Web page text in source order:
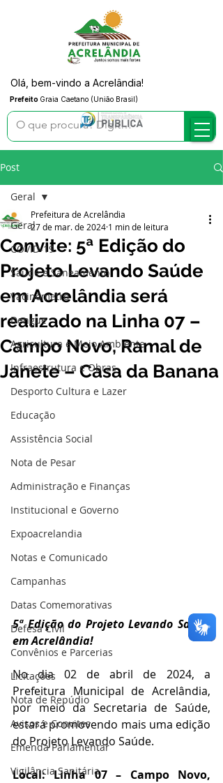
Prefeito Graia Caetano (União Brasil)
Olá, bem-vindo a Acrelândia!
Post
Geral
COVID-19
Saúde e Saneamento
Vacinômetro
Dengue
Agricultura e Meio Ambiente
Infraestrutura e Obras
Desporto Cultura e Lazer
Educação
Assistência Social
Nota de Pesar
Administração e Finanças
Institucional e Governo
Expoacrelandia
Notas e Comunicado
Campanhas
Datas Comemorativas
Defesa Civil
Convênios e Parcerias
Licitações
Nota de Repúdio
Avisos e Convites
Emenda Parlamentar
Vigilância Sanitária
Geral
Convite: 5ª Edição do
Projeto Levando Saúde
em Acrelândia será
realizado na Linha 07 –
Campo Novo, Ramal de
Janete – Casa da Banana
Prefeitura de Acrelândia
27 de mar. de 2024 1 min de leitura
5ª Edição do Projeto Levando Saúde
em Acrelândia!
No dia 02 de abril de 2024, a
Prefeitura Municipal de Acrelândia,
por meio da Secretaria de Saúde,
estará promovendo mais uma edição
do Projeto Levando Saúde.
Local: Linha 07 – Campo Novo,